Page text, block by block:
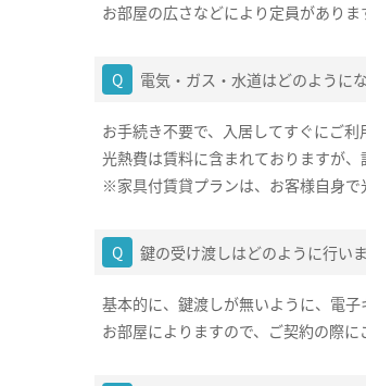
お部屋の広さなどにより定員がありま
電気・ガス・水道はどのように
お手続き不要で、入居してすぐにご利
光熱費は賃料に含まれておりますが
※家具付賃貸プランは、お客様自身で
鍵の受け渡しはどのように行い
基本的に、鍵渡しが無いように、電子
お部屋によりますので、ご契約の際に